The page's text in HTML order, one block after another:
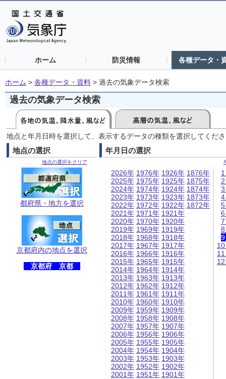
ホーム 防災情報 各種データ・
ホーム > 各種データ・資料 > 過去の気象データ検索
過去の気象データ検索
地点と年月日時を選択して、表示するデータの種類を選択してくだ
地点の選択
地点の選択をクリア
都府県・地方を選択
京都府内の地点を選択
京都府 京都
年月日の選択
2026年
2025年
2024年
2023年
2022年
2021年
2020年
2019年
2018年
2017年
2016年
2015年
2014年
2013年
2012年
2011年
2010年
2009年
2008年
2007年
2006年
2005年
2004年
2003年
2002年
2001年
1976年
1975年
1974年
1973年
1972年
1971年
1970年
1969年
1968年
1967年
1966年
1965年
1964年
1963年
1962年
1961年
1960年
1959年
1958年
1957年
1956年
1955年
1954年
1953年
1952年
1951年
1926年
1925年
1924年
1923年
1922年
1921年
1920年
1919年
1918年
1917年
1916年
1915年
1914年
1913年
1912年
1911年
1910年
1909年
1908年
1907年
1906年
1905年
1904年
1903年
1902年
1901年
1876年
1875年
1874年
1873年
1872年